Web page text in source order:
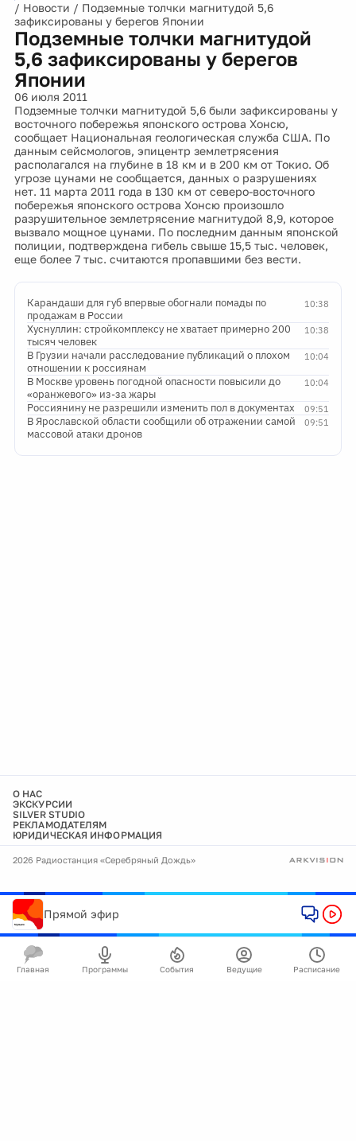
/ Новости / Подземные толчки магнитудой 5,6
зафиксированы у берегов Японии
Подземные толчки магнитудой
5,6 зафиксированы у берегов
Японии
06 июля 2011
Подземные толчки магнитудой 5,6 были зафиксированы у
восточного побережья японского острова Хонсю,
сообщает Национальная геологическая служба США. По
данным сейсмологов, эпицентр землетрясения
располагался на глубине в 18 км и в 200 км от Токио. Об
угрозе цунами не сообщается, данных о разрушениях
нет. 11 марта 2011 года в 130 км от северо-восточного
побережья японского острова Хонсю произошло
разрушительное землетрясение магнитудой 8,9, которое
вызвало мощное цунами. По последним данным японской
полиции, подтверждена гибель свыше 15,5 тыс. человек,
еще более 7 тыс. считаются пропавшими без вести.
10:38
Карандаши для губ впервые обогнали помады по
продажам в России
10:38
Хуснуллин: стройкомплексу не хватает примерно 200
тысяч человек
10:04
В Грузии начали расследование публикаций о плохом
отношении к россиянам
10:04
В Москве уровень погодной опасности повысили до
«оранжевого» из-за жары
09:51
Россиянину не разрешили изменить пол в документах
09:51
В Ярославской области сообщили об отражении самой
массовой атаки дронов
О НАС
ЭКСКУРСИИ
SILVER STUDIO
РЕКЛАМОДАТЕЛЯМ
ЮРИДИЧЕСКАЯ ИНФОРМАЦИЯ
2026 Радиостанция «Серебряный Дождь»
Прямой эфир
Главная Программы События Ведущие Расписание